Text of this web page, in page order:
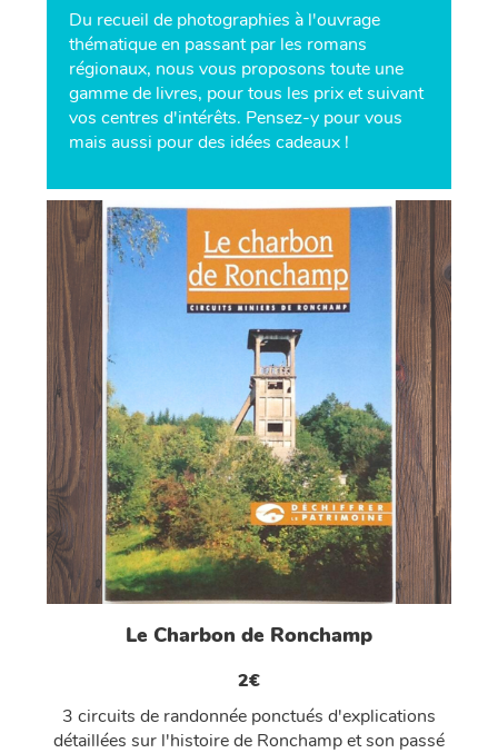
Du recueil de photographies à l'ouvrage
thématique en passant par les romans
régionaux, nous vous proposons toute une
gamme de livres, pour tous les prix et suivant
vos centres d'intérêts. Pensez-y pour vous
mais aussi pour des idées cadeaux !
Le Charbon de Ronchamp
2€
3 circuits de randonnée ponctués d'explications
détaillées sur l'histoire de Ronchamp et son passé